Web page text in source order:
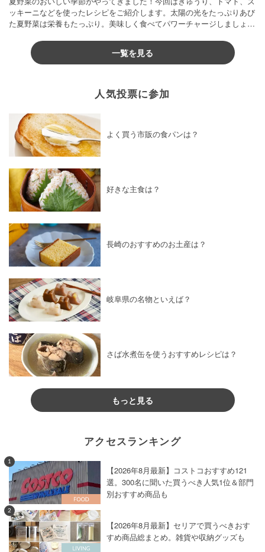
ッキーニなどを使ったレシピをご紹介します。太陽の光をたっぷりあび
た夏野菜は栄養もたっぷり。美味しく食べてパワーチャージしましょう
一覧を見る
人気投票に参加
よく買う市販の食パンは？
好きな主食は？
長崎のおすすめのお土産は？
岐阜県の名物といえば？
さば水煮缶を使うおすすめレシピは？
もっと見る
アクセスランキング
1
【2026年8月最新】コストコおすすめ121
選。300名に聞いた買うべき人気1位＆部門
別おすすめ商品も
2
【2026年8月最新】セリアで買うべきおす
すめ商品総まとめ。雑貨や収納グッズも